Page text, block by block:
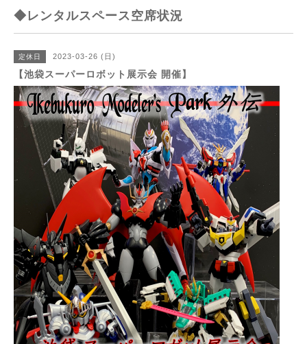
◆レンタルスペース空席状況
定休日 2023-03-26 (日)
【池袋スーパーロボット展示会 開催】